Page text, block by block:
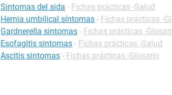
Sintomas del sida - Fichas prácticas -Salud
Hernia umbilical síntomas - Fichas prácticas -
Gardnerella sintomas - Fichas prácticas -
Esofagitis sintomas - Fichas prácticas -Salud
Ascitis sintomas - Fichas prácticas -Glosario